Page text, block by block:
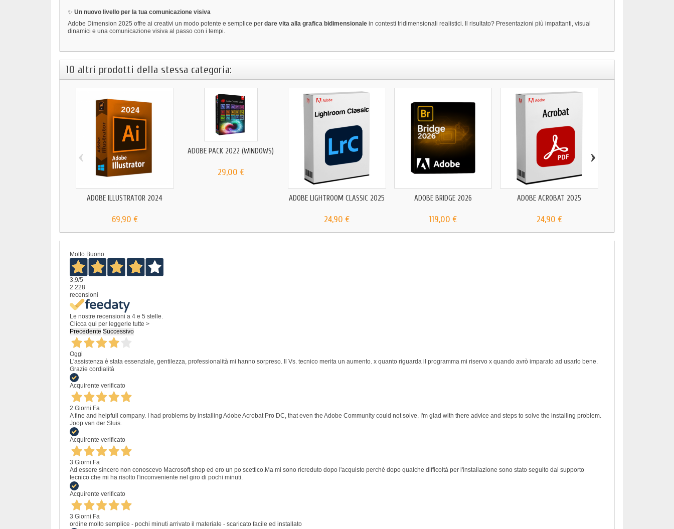
✨ Un nuovo livello per la tua comunicazione visiva
Adobe Dimension 2025 offre ai creativi un modo potente e semplice per dare vita alla grafica bidimensionale in contesti tridimensionali realistici. Il risultato? Presentazioni più impattanti, visual
dinamici e una comunicazione visiva al passo con i tempi.
10 altri prodotti della stessa categoria:
ADOBE ILLUSTRATOR 2024
69,90 €
ADOBE PACK 2022 (WINDOWS)
29,00 €
ADOBE LIGHTROOM CLASSIC 2025
24,90 €
ADOBE BRIDGE 2026
119,00 €
ADOBE ACROBAT 2025
24,90 €
‹ ›
Molto Buono
3,9/5
2.228
recensioni
Le nostre recensioni a 4 e 5 stelle.
Clicca qui per leggerle tutte >
Precedente Successivo
Oggi
L'assistenza è stata essenziale, gentilezza, professionalità mi hanno sorpreso. Il Vs. tecnico merita un aumento. x quanto riguarda il programma mi riservo x quando avrò imparato ad usarlo bene.
Grazie cordialità
Acquirente verificato
2 Giorni Fa
A fine and helpfull company. I had problems by installing Adobe Acrobat Pro DC, that even the Adobe Community could not solve. I'm glad with there advice and steps to solve the installing problem.
Joop van der Sluis.
Acquirente verificato
3 Giorni Fa
Ad essere sincero non conoscevo Macrosoft shop ed ero un po scettico.Ma mi sono ricreduto dopo l'acquisto perché dopo qualche difficoltà per l'installazione sono stato seguito dal supporto
tecnico che mi ha risolto l'inconveniente nel giro di pochi minuti.
Acquirente verificato
3 Giorni Fa
ordine molto semplice - pochi minuti arrivato il materiale - scaricato facile ed installato